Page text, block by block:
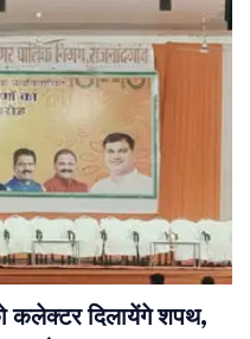
को कलेक्टर दिलायेंगे शपथ,